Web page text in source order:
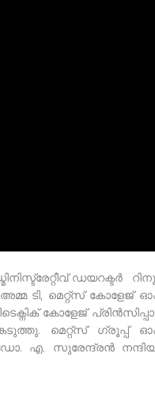
ഡയറക്ടർ
ടി, മെറ്റ്സ് കോളേജ്
കോളേജ്
മെറ്റ്സ് ഗ്രൂപ്പ്
എ. സുരേന്ദ്രൻ